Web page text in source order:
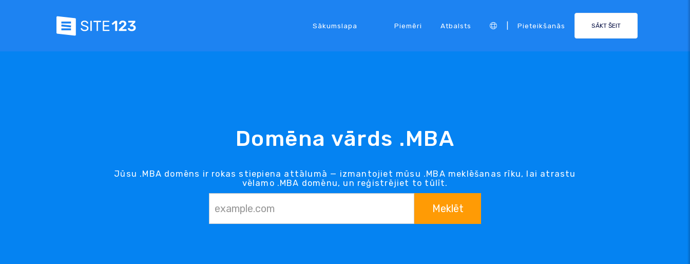
Sākumslapa Piemēri Atbalsts Pieteikšanās SĀKT ŠEIT
Domēna vārds .MBA
Jūsu .MBA domēns ir rokas stiepiena attālumā — izmantojiet mūsu .MBA meklēšanas rīku, lai atrastu
vēlamo .MBA domēnu, un reģistrējiet to tūlīt.
Meklēt